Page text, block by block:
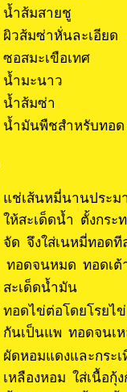
น้ำส้มสาย
ผิวส้มซ่าหั่น
ซอสมะเขือ
น้ำมะนา
น้ำส้มซ่า
น้ำมันพืชสำห
แช่เส้นหมี่นานประ
ให้สะเด็ดน้ำ ตั้งกระ
จัด จึงใส่เนหมี่ทอด
ทอดจนหมด ทอดเต้
สะเด็ดน้ำมัน
ทอดไข่ต่อโดยโรยไ
กันเป็นแพ ทอดจนเ
ผัดหอมแดงและกระ
เหลืองหอม ใส่เนื้อกุ้